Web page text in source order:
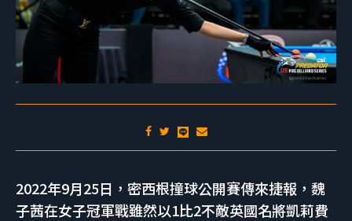
2022年9月25日，密西根撞球公開賽傳來捷報，魏
子茜在女子冠軍戰雖然以1比2不敵英國名將凱莉費